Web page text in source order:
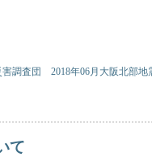
2018年06月大阪北部地
害調査団
て